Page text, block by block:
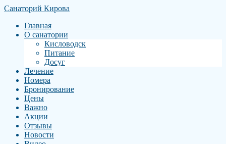
Санаторий Кирова
Главная
О санатории
Кисловодск
Питание
Досуг
Лечение
Номера
Бронирование
Цены
Важно
Акции
Отзывы
Новости